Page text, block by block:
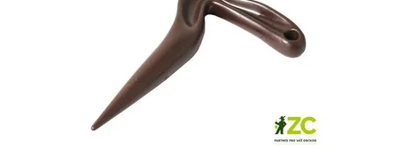
Skladem 11 ks